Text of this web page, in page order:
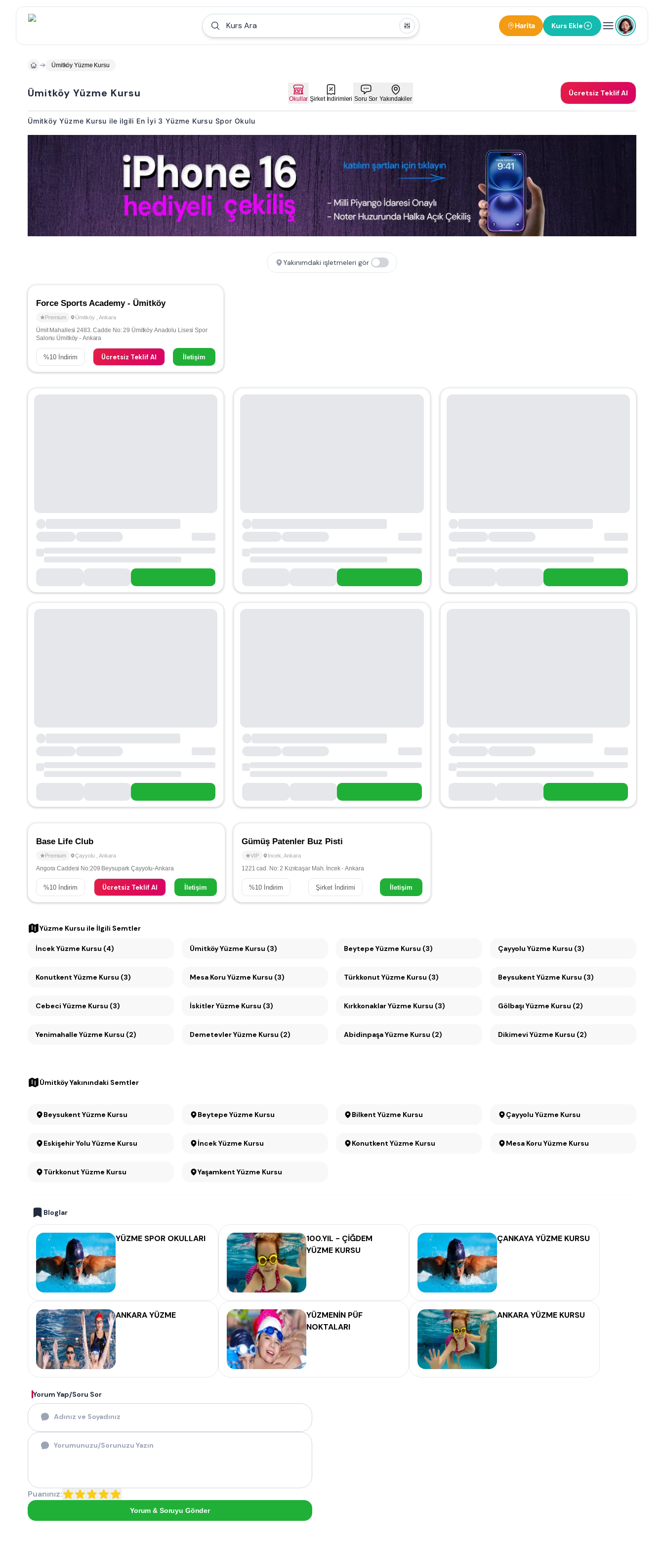
Kurs Ara Harita Kurs Ekle
Ümitköy Yüzme Kursu
Ümitköy Yüzme Kursu Okullar Şirket İndirimleri Soru Sor Yakındakiler
Ücretsiz Teklif Al
Ümitköy Yüzme Kursu ile ilgili En İyi 3 Yüzme Kursu Spor Okulu
Yakınımdaki işletmeleri gör
Force Sports Academy - Ümitköy
Premium Ümitköy Ankara
Ümit Mahallesi 2483. Cadde No: 29 Ümitköy Anadolu Lisesi Spor
Salonu Ümitköy - Ankara
%10 İndirim Ücretsiz Teklif Al İletişim
Base Life Club
Premium Çayyolu Ankara
Angora Caddesi No:209 Beysupark Çayyolu-Ankara
%10 İndirim Ücretsiz Teklif Al İletişim
Gümüş Patenler Buz Pisti
VIP İncek Ankara
1221 cad. No: 2 Kızılcaşar Mah. İncek - Ankara
%10 İndirim Şirket İndirimi İletişim
Yüzme Kursu ile İlgili Semtler
İncek Yüzme Kursu (4) Ümitköy Yüzme Kursu (3) Beytepe Yüzme Kursu (3) Çayyolu Yüzme Kursu (3)
Konutkent Yüzme Kursu (3) Mesa Koru Yüzme Kursu (3) Türkkonut Yüzme Kursu (3) Beysukent Yüzme Kursu (3)
Cebeci Yüzme Kursu (3) İskitler Yüzme Kursu (3) Kırkkonaklar Yüzme Kursu (3) Gölbaşı Yüzme Kursu (2)
Yenimahalle Yüzme Kursu (2) Demetevler Yüzme Kursu (2) Abidinpaşa Yüzme Kursu (2) Dikimevi Yüzme Kursu (2)
Ümitköy Yakınındaki Semtler
Beysukent Yüzme Kursu Beytepe Yüzme Kursu Bilkent Yüzme Kursu Çayyolu Yüzme Kursu
Eskişehir Yolu Yüzme Kursu İncek Yüzme Kursu Konutkent Yüzme Kursu Mesa Koru Yüzme Kursu
Türkkonut Yüzme Kursu Yaşamkent Yüzme Kursu
Bloglar
YÜZME SPOR OKULLARI
100.YIL - ÇİĞDEM
YÜZME KURSU
ÇANKAYA YÜZME KURSU
ANKARA YÜZME
YÜZMENİN PÜF
NOKTALARI
ANKARA YÜZME KURSU
Yorum Yap/Soru Sor
Puanınız:
Yorum & Soruyu Gönder